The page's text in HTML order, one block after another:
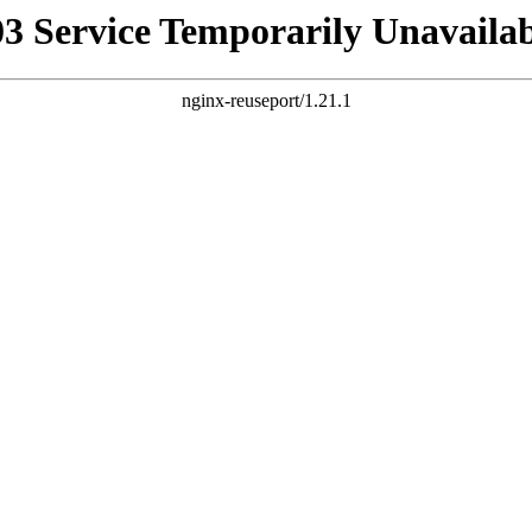
Service Temporarily
nginx-reuseport/1.21.1